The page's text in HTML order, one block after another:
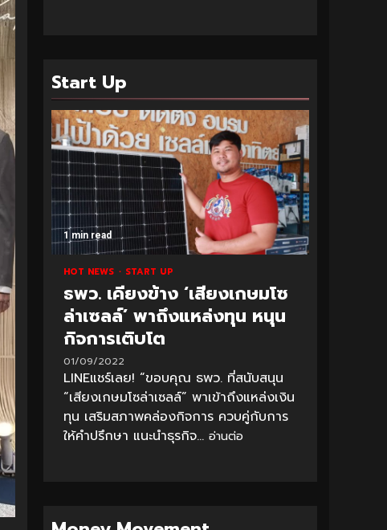
Start Up
1 min read
HOT NEWS START UP
ธพว. เคียงข้าง ‘เสียงเกษมโซ
ล่าเซลล์’ พาถึงแหล่งทุน หนุน
กิจการเติบโต
01/09/2022
LINEแชร์เลย! “ขอบคุณ ธพว. ที่สนับสนุน
“เสียงเกษมโซล่าเซลล์” พาเข้าถึงแหล่งเงิน
ทุน เสริมสภาพคล่องกิจการ ควบคู่กับการ
ให้คำปรึกษา แนะนำธุรกิจ... อ่านต่อ